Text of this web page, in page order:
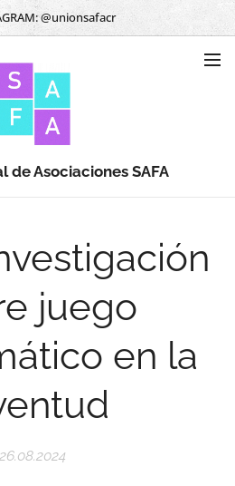
@unionsafacr
de Asociaciones SAFA
juego
en la
26.08.2024